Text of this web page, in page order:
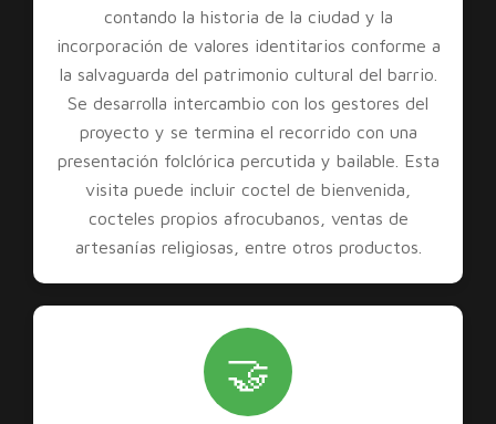
contando la historia de la ciudad y la
incorporación de valores identitarios conforme a
la salvaguarda del patrimonio cultural del barrio.
Se desarrolla intercambio con los gestores del
proyecto y se termina el recorrido con una
presentación folclórica percutida y bailable. Esta
visita puede incluir coctel de bienvenida,
cocteles propios afrocubanos, ventas de
artesanías religiosas, entre otros productos.
🤝